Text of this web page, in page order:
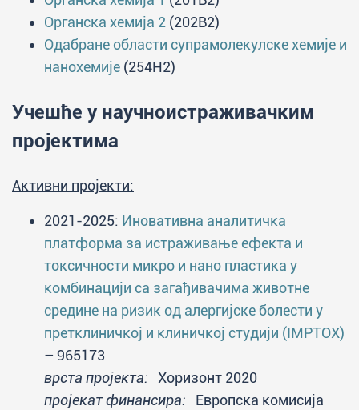
Органска хемија 2 (202B2)
Одабране области супрамолекулске хемије и
нанохемије (254H2)
Учешће у научноистраживачким
пројектима
Активни пројекти:
2021-2025: Иновативна аналитичка
платформа за истраживање ефекта и
токсичности микро и нано пластика у
комбинацији са загађивачима животне
средине на ризик од алергијске болести у
претклиничкој и клиничкој студији (IMPTOX)
– 965173
врста пројекта: Хоризонт 2020
пројекат финансира: Европска комисија